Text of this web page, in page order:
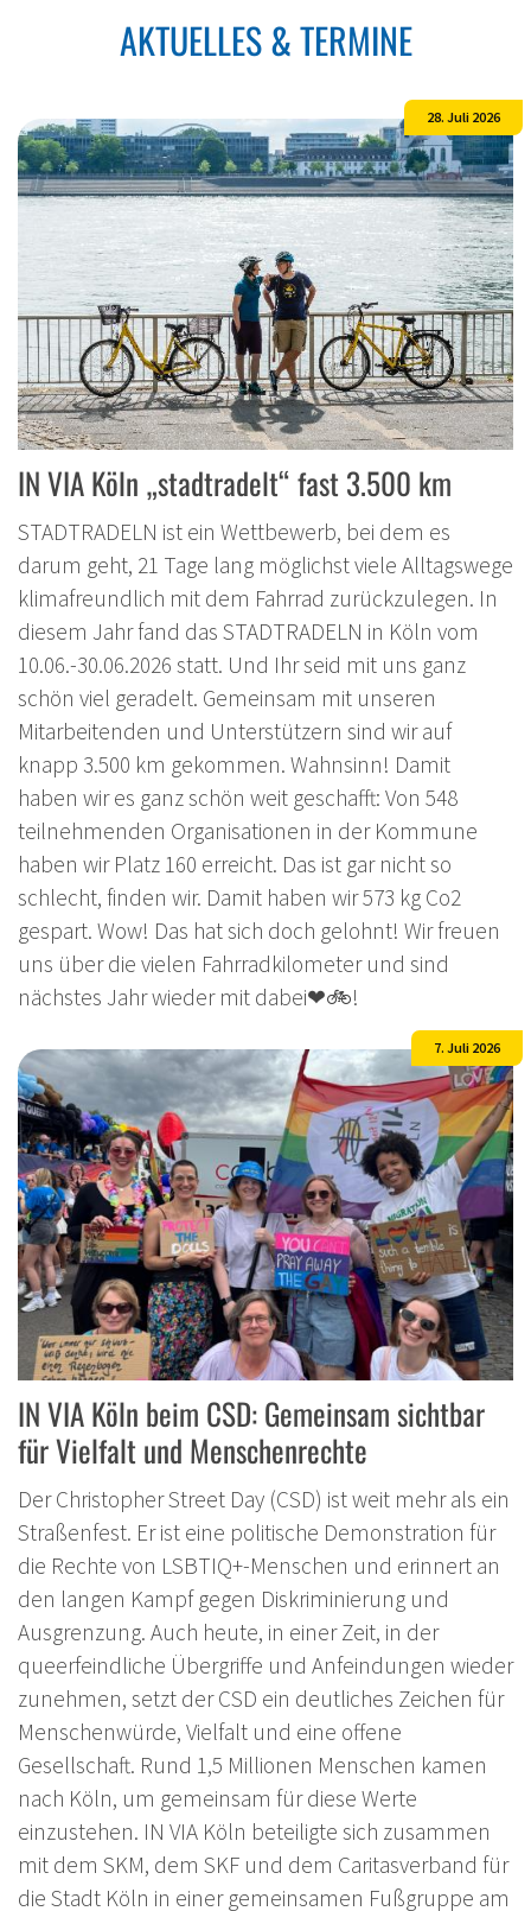
AKTUELLES & TERMINE
IN VIA Köln „stadtradelt“ fast 3.500 km
28. Juli 2026
STADTRADELN ist ein Wettbewerb, bei dem es
darum geht, 21 Tage lang möglichst viele Alltagswege
klimafreundlich mit dem Fahrrad zurückzulegen. In
diesem Jahr fand das STADTRADELN in Köln vom
10.06.-30.06.2026 statt. Und Ihr seid mit uns ganz
schön viel geradelt. Gemeinsam mit unseren
Mitarbeitenden und Unterstützern sind wir auf
knapp 3.500 km gekommen. Wahnsinn! Damit
haben wir es ganz schön weit geschafft: Von 548
teilnehmenden Organisationen in der Kommune
haben wir Platz 160 erreicht. Das ist gar nicht so
schlecht, finden wir. Damit haben wir 573 kg Co2
gespart. Wow! Das hat sich doch gelohnt! Wir freuen
uns über die vielen Fahrradkilometer und sind
nächstes Jahr wieder mit dabei❤🚲!
IN VIA Köln beim CSD: Gemeinsam sichtbar
für Vielfalt und Menschenrechte
7. Juli 2026
Der Christopher Street Day (CSD) ist weit mehr als ein
Straßenfest. Er ist eine politische Demonstration für
die Rechte von LSBTIQ+-Menschen und erinnert an
den langen Kampf gegen Diskriminierung und
Ausgrenzung. Auch heute, in einer Zeit, in der
queerfeindliche Übergriffe und Anfeindungen wieder
zunehmen, setzt der CSD ein deutliches Zeichen für
Menschenwürde, Vielfalt und eine offene
Gesellschaft. Rund 1,5 Millionen Menschen kamen
nach Köln, um gemeinsam für diese Werte
einzustehen. IN VIA Köln beteiligte sich zusammen
mit dem SKM, dem SKF und dem Caritasverband für
die Stadt Köln in einer gemeinsamen Fußgruppe am